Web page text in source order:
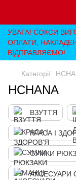
УВАГА! СОКСИ
ОПЛАТИ,
ВІДПРАВЛЯЄМО!
Категорії
HCHANA
ВЗУТТЯ
КРАСА І
СУМКИ
АКСЕСУАРИ